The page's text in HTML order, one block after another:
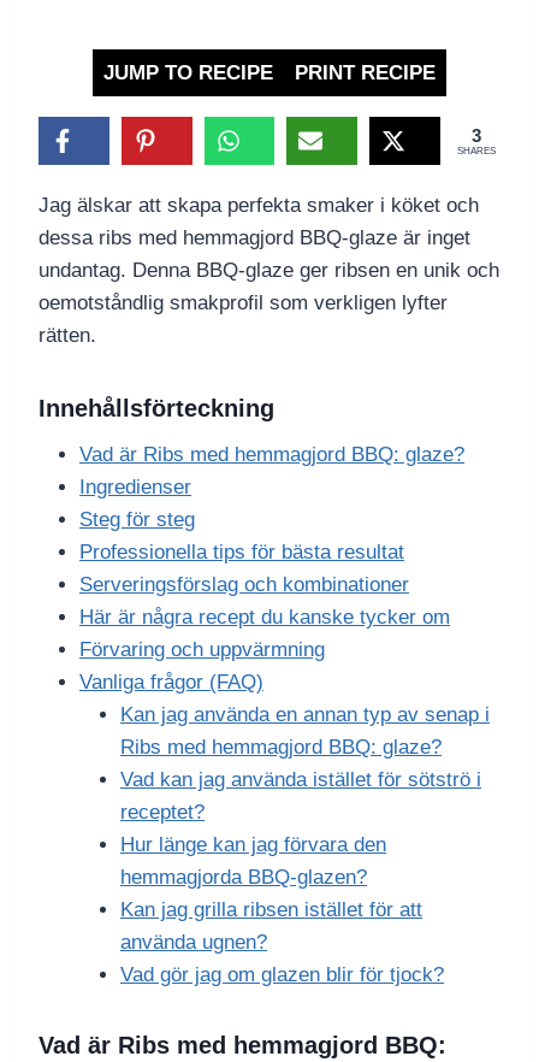
JUMP TO RECIPE PRINT RECIPE
3
SHARES
Jag älskar att skapa perfekta smaker i köket och
dessa ribs med hemmagjord BBQ-glaze är inget
undantag. Denna BBQ-glaze ger ribsen en unik och
oemotståndlig smakprofil som verkligen lyfter
rätten.
Innehållsförteckning
Vad är Ribs med hemmagjord BBQ: glaze?
Ingredienser
Steg för steg
Professionella tips för bästa resultat
Serveringsförslag och kombinationer
Här är några recept du kanske tycker om
Förvaring och uppvärmning
Vanliga frågor (FAQ)
Kan jag använda en annan typ av senap i
Ribs med hemmagjord BBQ: glaze?
Vad kan jag använda istället för sötströ i
receptet?
Hur länge kan jag förvara den
hemmagjorda BBQ-glazen?
Kan jag grilla ribsen istället för att
använda ugnen?
Vad gör jag om glazen blir för tjock?
Vad är Ribs med hemmagjord BBQ: